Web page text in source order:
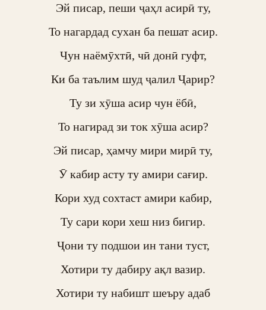
Эй писар, пеши ҷаҳл асирӣ ту,
То нагардад сухан ба пешат асир.
Чун наёмӯхтӣ, чӣ донӣ гуфт,
Ки ба таълим шуд ҷалил Ҷарир?
Ту зи хӯша асир чун ёбӣ,
То нагирад зи ток хӯша асир?
Эй писар, ҳамчу мири мирӣ ту,
Ӯ кабир асту ту амири сағир.
Кори худ сохтаст амири кабир,
Ту сари кори хеш низ бигир.
Ҷони ту подшои ин тани туст,
Хотири ту дабиру ақл вазир.
Хотири ту набишт шеъру адаб